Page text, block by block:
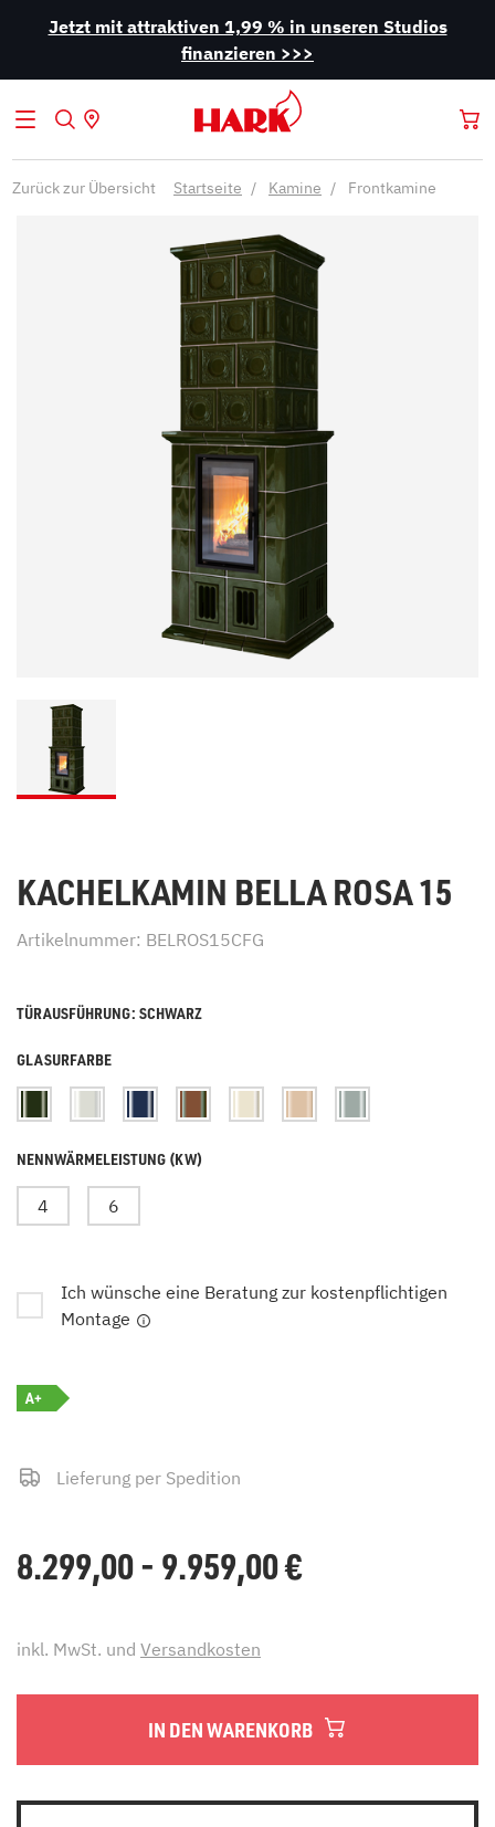
Jetzt mit attraktiven 1,99 % in unseren Studios
finanzieren >>>
Zurück zur Übersicht Startseite Kamine Frontkamine
KACHELKAMIN BELLA ROSA 15
Artikelnummer: BELROS15CFG
TÜRAUSFÜHRUNG: SCHWARZ
GLASURFARBE
NENNWÄRMELEISTUNG (KW)
4 6
Ich wünsche eine Beratung zur kostenpflichtigen
Montage
A+
Lieferung per Spedition
8.299,00 - 9.959,00€
inkl. MwSt. und Versandkosten
IN DEN WARENKORB